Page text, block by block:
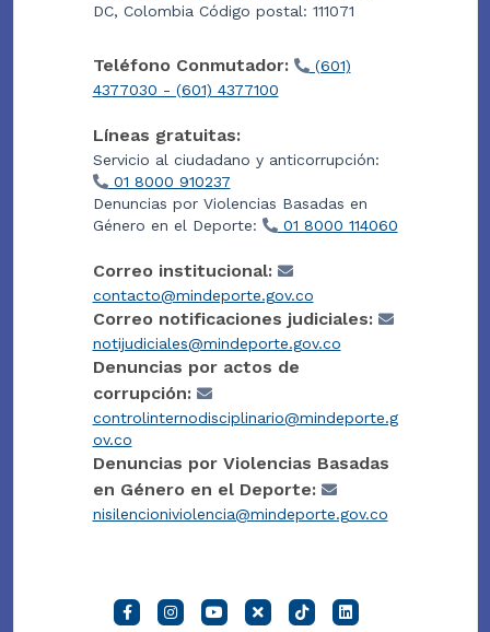
DC, Colombia Código postal: 111071
Teléfono Conmutador:
(601)
4377030 - (601) 4377100
Líneas gratuitas:
Servicio al ciudadano y anticorrupción:
01 8000 910237
Denuncias por Violencias Basadas en
Género en el Deporte:
01 8000 114060
Correo institucional:
contacto@mindeporte.gov.co
Correo notificaciones judiciales:
notijudiciales@mindeporte.gov.co
Denuncias por actos de
corrupción:
controlinternodisciplinario@mindeporte.g
ov.co
Denuncias por Violencias Basadas
en Género en el Deporte:
nisilencioniviolencia@mindeporte.gov.co